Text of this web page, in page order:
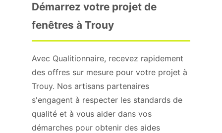
Démarrez votre projet de
fenêtres à Trouy
Avec Qualitionnaire, recevez rapidement
des offres sur mesure pour votre projet à
Trouy. Nos artisans partenaires
s'engagent à respecter les standards de
qualité et à vous aider dans vos
démarches pour obtenir des aides